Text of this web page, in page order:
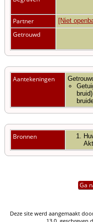
Partner
[Niet
Getrouwd
Aantekeningen
Bronnen
Ga
Deze site werd aangemaakt